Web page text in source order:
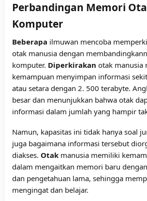
Perbandingan Memori
Komputer
Beberapa ilmuwan mencoba
otak manusia dengan
komputer. Diperkirakan otak manusia
kemampuan menyimpan informasi
atau setara dengan 2. 500 terabyte.
besar dan menunjukkan bahwa otak
informasi dalam jumlah yang hampir
Namun, kapasitas ini tidak hanya soal
juga bagaimana informasi tersebut
diakses. Otak manusia memiliki
dalam mengaitkan memori baru
dan pengetahuan lama, sehingga
mengingat dan belajar.